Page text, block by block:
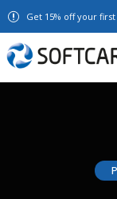
Get 15% off your